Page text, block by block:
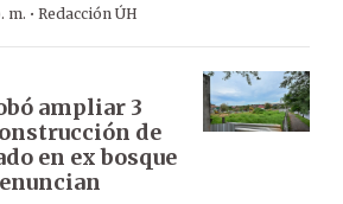
m. · Redacción ÚH
ampliar 3
de
en ex bosque